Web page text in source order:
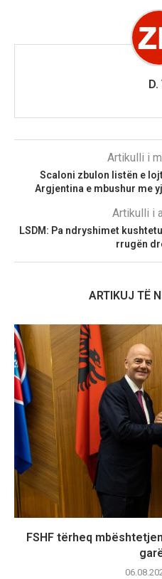
D.
Artikulli i
Scaloni zbulon listën e
Argjentina e mbushur me
Artikulli i
LSDM: Pa ndryshimet
rrugën
ARTIKUJ TË
FSHF tërheq